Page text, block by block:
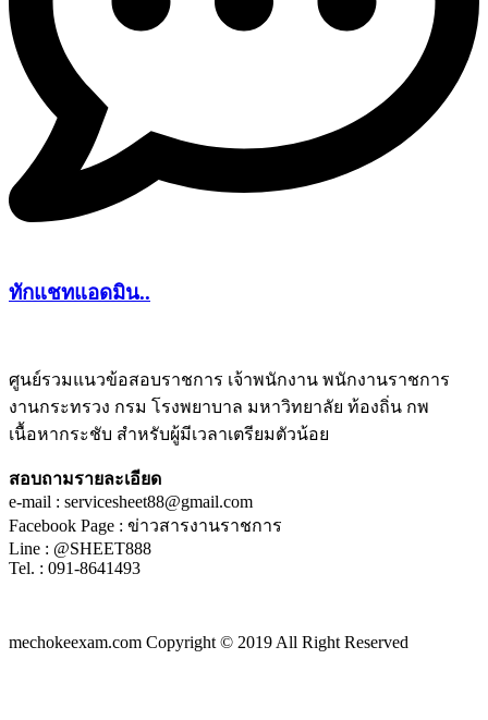
ทักแชทแอดมิน..
ศูนย์รวมแนวข้อสอบราชการ เจ้าพนักงาน พนักงานราชการ
งานกระทรวง กรม โรงพยาบาล มหาวิทยาลัย ท้องถิ่น กพ
เนื้อหากระชับ สำหรับผู้มีเวลาเตรียมตัวน้อย
สอบถามรายละเอียด
e-mail : servicesheet88@gmail.com
Facebook Page : ข่าวสารงานราชการ
Line : @SHEET888
Tel. : 091-8641493
mechokeexam.com Copyright © 2019 All Right Reserved